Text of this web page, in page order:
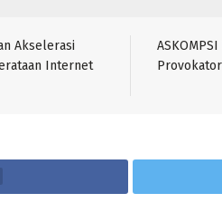
Akselerasi
Internet